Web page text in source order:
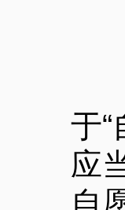
于
应
自